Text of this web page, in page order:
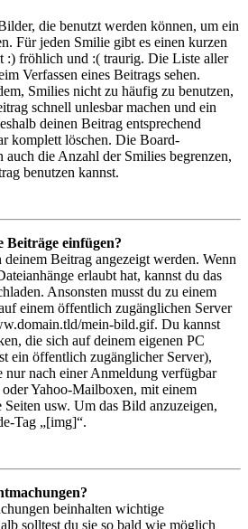
die benutzt werden können, um ein
Für jeden Smilie gibt es einen kurzen
:) fröhlich und :( traurig. Die Liste aller
Verfassen eines Beitrags sehen.
Smilies nicht zu häufig zu benutzen,
schnell unlesbar machen und ein
deinen Beitrag entsprechend
komplett löschen. Die Board-
die Anzahl der Smilies begrenzen,
benutzen kannst.
einfügen?
Beitrag angezeigt werden. Wenn
erlaubt hat, kannst du das
Ansonsten musst du zu einem
einem öffentlich zugänglichen Server
mein-bild.gif. Du kannst
die sich auf deinem eigenen PC
ein öffentlich zugänglicher Server),
nur nach einer Anmeldung verfügbar
Yahoo-Mailboxen, mit einem
Seiten usw. Um das Bild anzuzeigen,
Tag „[img]“.
beinhalten wichtige
solltest du sie so bald wie möglich